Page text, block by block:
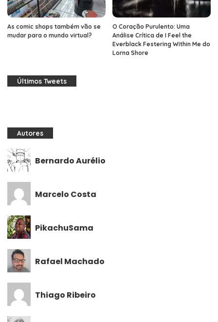
As comic shops também vão se
mudar para o mundo virtual?
O Coração Purulento: Uma
Análise Crítica de I Feel the
Everblack Festering Within Me do
Lorna Shore
Últimos Tweets
Autores
Bernardo Aurélio
Marcelo Costa
PikachuSama
Rafael Machado
Thiago Ribeiro